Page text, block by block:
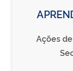
Ações